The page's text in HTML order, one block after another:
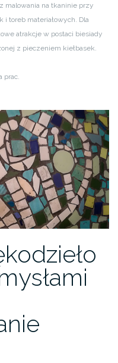
malowania na tkaninie przy
toreb materiałowych. Dla
atrakcje w postaci biesiady
z pieczeniem kiełbasek.
prac.